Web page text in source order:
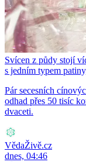
Svícen z půdy stojí
s jedním typem
Pár secesních
odhad přes 50 tisíc
dvaceti.
VědaŽivě.cz
dnes, 04:46